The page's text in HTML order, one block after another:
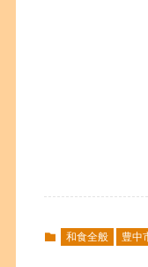
和食全般 豊中